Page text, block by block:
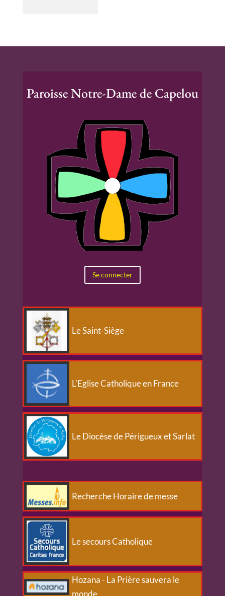
Paroisse Notre-Dame de Capelou
Se connecter
Le Saint-Siège
L'Eglise Catholique en France
Le Diocèse de Périgueux et Sarlat
Recherche Horaire de messe
Le secours Catholique
Hozana - La Prière sauvera le
monde